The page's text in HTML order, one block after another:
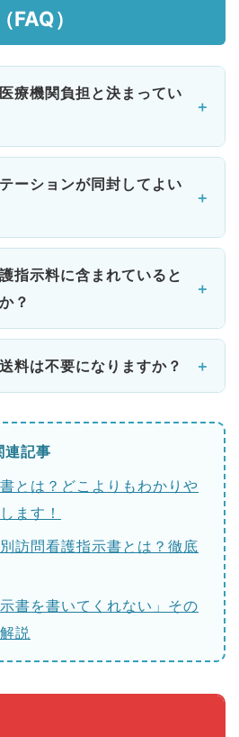
FAQ）
療機関負担と決まってい
ーションが同封してよい
指示料に含まれていると
？
料は不要になりますか？
連記事
とは？どこよりもわかりや
ます！
訪問看護指示書とは？徹底
示書を書いてくれない」その
説